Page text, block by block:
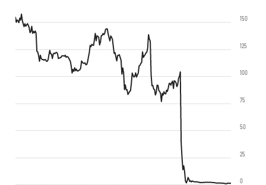
0
50
100
150
25
75
125